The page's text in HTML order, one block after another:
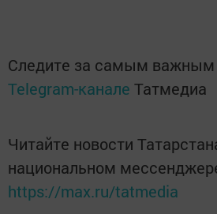
Следите за самым важным
Telegram-канале Татмедиа
Читайте новости
национальном
https://max.ru/tatmedia